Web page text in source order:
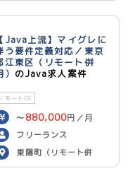
【Java上流】マイグレに
う要件定義対応／東京
江東区（リモート併
） のJava求人案件
モートOK
〜 880,000円／月
フリーランス
東陽町（リモート併
用）